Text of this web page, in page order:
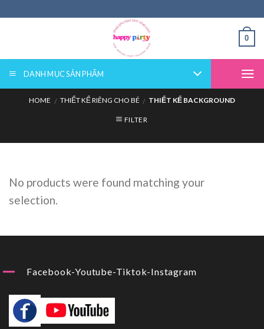
0
DANH MỤC SẢN PHẨM
HOME / THIẾT KẾ RIÊNG CHO BÉ / THIẾT KẾ BACKGROUND
FILTER
No products were found matching your
selection.
Facebook-Youtube-Tiktok-Instagram